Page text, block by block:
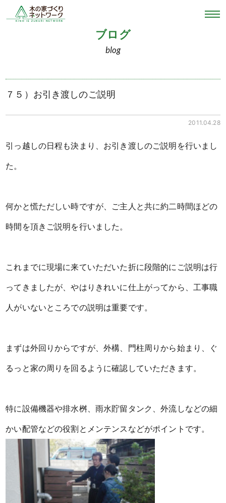
ブログ
blog
７５）お引き渡しのご説明
2011.04.28
引っ越しの日程も決まり、お引き渡しのご説明を行いまし
た。
何かと慌ただしい時ですが、ご主人と共に約二時間ほどの
時間を頂きご説明を行いました。
これまでに現場に来ていただいた折に段階的にご説明は行
ってきましたが、やはりきれいに仕上がってから、工事職
人がいないところでの説明は重要です。
まずは外回りからですが、外構、門柱周りから始まり、ぐ
るっと家の周りを回るように確認していただきます。
特に設備機器や排水桝、雨水貯留タンク、外流しなどの細
かい配管などの役割とメンテンスなどがポイントです。